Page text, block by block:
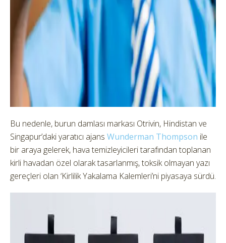
Bu nedenle, burun damlası markası Otrivin, Hindistan ve
Singapur’daki yaratıcı ajans Wunderman Thompson ile
bir araya gelerek, hava temizleyicileri tarafından toplanan
kirli havadan özel olarak tasarlanmış, toksik olmayan yazı
gereçleri olan ‘Kirlilik Yakalama Kalemleri’ni piyasaya sürdü.